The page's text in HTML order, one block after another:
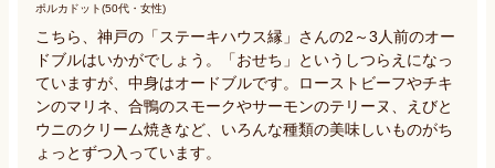
ポルカドット(50代・女性)
こちら、神戸の「ステーキハウス縁」さんの2～3人前のオー
ドブルはいかがでしょう。「おせち」というしつらえになっ
ていますが、中身はオードブルです。ローストビーフやチキ
ンのマリネ、合鴨のスモークやサーモンのテリーヌ、えびと
ウニのクリーム焼きなど、いろんな種類の美味しいものがち
ょっとずつ入っています。